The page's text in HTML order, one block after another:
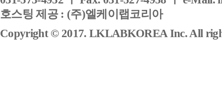
호스팅 제공 : (주)엘케이랩코리아
Copyright © 2017. LKLABKOREA Inc. All